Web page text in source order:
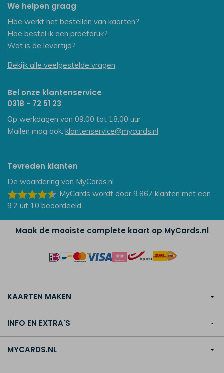
We helpen graag
Hoe werkt het bestellen van kaarten?
Hoe bestel ik een proefdruk?
Wat is de levertijd?
Bekijk alle veelgestelde vragen
Bel onze klantenservice
0318 - 72 51 23
Op werkdagen van 09:00 tot 18:00 uur
Mailen mag ook: klantenservice@mycards.nl
Tevreden klanten
De waardering van MyCards.nl
MyCards wordt door 9.867 klanten met een
9.2 uit 10 beoordeeld.
Maak de mooiste complete kaart op MyCards.nl
KAARTEN MAKEN
INFO EN EXTRA'S
MYCARDS.NL